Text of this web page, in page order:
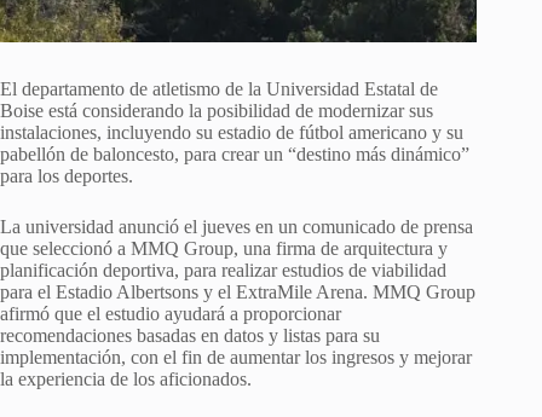
El departamento de atletismo de la Universidad Estatal de
Boise está considerando la posibilidad de modernizar sus
instalaciones, incluyendo su estadio de fútbol americano y su
pabellón de baloncesto, para crear un “destino más dinámico”
para los deportes.
La universidad anunció el jueves en un comunicado de prensa
que seleccionó a MMQ Group, una firma de arquitectura y
planificación deportiva, para realizar estudios de viabilidad
para el Estadio Albertsons y el ExtraMile Arena. MMQ Group
afirmó que el estudio ayudará a proporcionar
recomendaciones basadas en datos y listas para su
implementación, con el fin de aumentar los ingresos y mejorar
la experiencia de los aficionados.